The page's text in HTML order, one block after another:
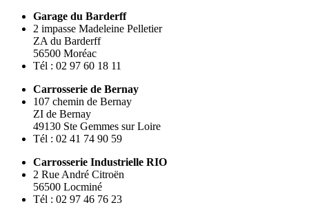
Garage du Barderff
2 impasse Madeleine Pelletier
ZA du Barderff
56500 Moréac
Tél : 02 97 60 18 11
Carrosserie de Bernay
107 chemin de Bernay
ZI de Bernay
49130 Ste Gemmes sur Loire
Tél : 02 41 74 90 59
Carrosserie Industrielle RIO
2 Rue André Citroën
56500 Locminé
Tél : 02 97 46 76 23